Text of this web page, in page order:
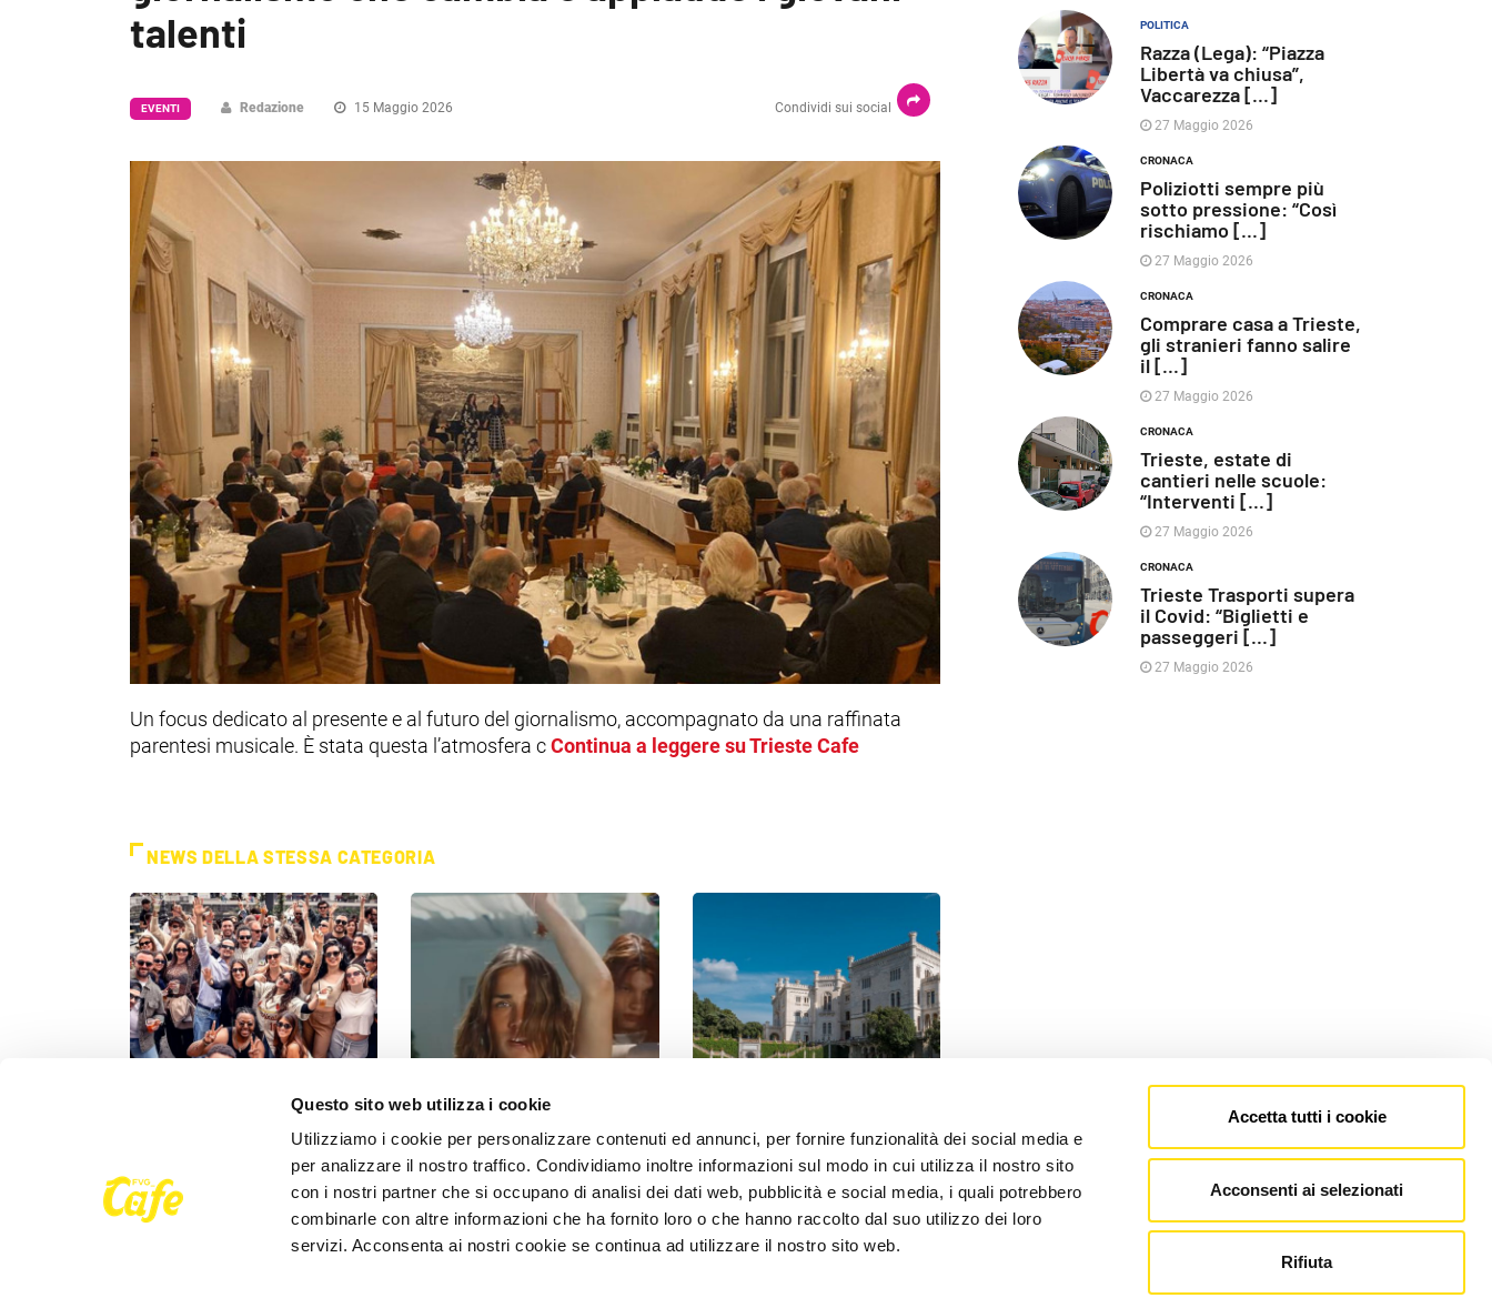
Questo sito web utilizza i cookie
Utilizziamo i cookie per personalizzare contenuti ed annunci, per fornire funzionalità dei social media e
per analizzare il nostro traffico. Condividiamo inoltre informazioni sul modo in cui utilizza il nostro sito
con i nostri partner che si occupano di analisi dei dati web, pubblicità e social media, i quali potrebbero
combinarle con altre informazioni che ha fornito loro o che hanno raccolto dal suo utilizzo dei loro
servizi. Acconsenta ai nostri cookie se continua ad utilizzare il nostro sito web.
Accetta tutti i cookie
Acconsenti ai selezionati
Rifiuta
talenti
Condividi sui social
EVENTI Redazione 15 Maggio 2026
Un focus dedicato al presente e al futuro del giornalismo, accompagnato da una raffinata
parentesi musicale. È stata questa l’atmosfera cContinua a leggere su Trieste Cafe
NEWS DELLA STESSA CATEGORIA
Trieste si sveglia a ritmo di
musica: domenica torna il
Morning Club in piazza [...]
EVENTI
Clara porta il suo pop tra le
mura della storia: l’11 luglio il
concerto al [...]
"Il Rossetti a Miramare", le
collezioni egizie di
Massimiliano ispirano [...]
POLITICA
Razza (Lega): “Piazza
Libertà va chiusa”,
Vaccarezza [...]
27 Maggio 2026
CRONACA
Poliziotti sempre più
sotto pressione: “Così
rischiamo [...]
27 Maggio 2026
CRONACA
Comprare casa a Trieste,
gli stranieri fanno salire
il [...]
27 Maggio 2026
CRONACA
Trieste, estate di
cantieri nelle scuole:
“Interventi [...]
27 Maggio 2026
CRONACA
Trieste Trasporti supera
il Covid: “Biglietti e
passeggeri [...]
27 Maggio 2026